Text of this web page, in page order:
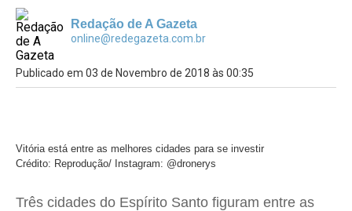
Redação de A Gazeta
online@redegazeta.com.br
Publicado em 03 de Novembro de 2018 às 00:35
Vitória está entre as melhores cidades para se investir
Crédito: Reprodução/ Instagram: @dronerys
Três cidades do Espírito Santo figuram entre as